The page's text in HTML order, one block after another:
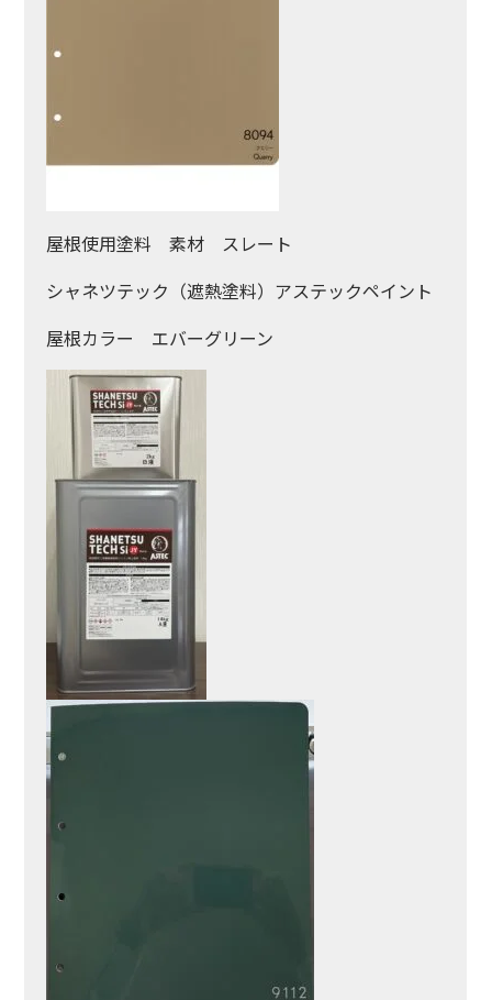
屋根使用塗料 素材 スレート
シャネツテック（遮熱塗料）アステックペイント
屋根カラー エバーグリーン